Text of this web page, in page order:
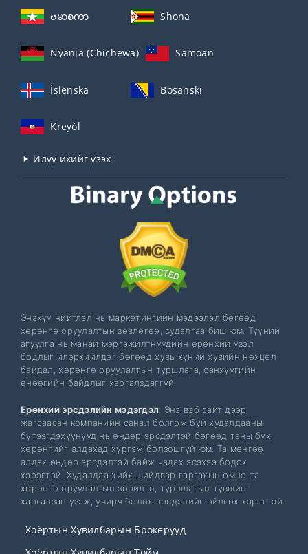
ဗမာစကာ Shona
Nyanja (Chichewa) Samoan
Íslenska Bosanski
Kreyòl
Илүү ихийг үзэх
Энэхүү нийтлэл нь маркетингийн мэдээлэл бөгөөд
хөрөнгө оруулалтын зөвлөгөө, судалгаа биш юм. Түүний
агуулга нь манай мэргэжилтнүүдийн ерөнхий үзэл
бодлыг илэрхийлдэг бөгөөд хувь хүний ​​​​хувийн нөхцөл
байдал, хөрөнгө оруулалтын туршлага, санхүүгийн
өнөөгийн байдлыг харгалздаггүй.
Ерөнхий эрсдэлийн мэдэгдэл: Энэ вэб сайт дээр
жагсаасан компанийн санал болгож буй худалдааны
бүтээгдэхүүнүүд нь өндөр эрсдэлтэй бөгөөд таны бүх
хөрөнгийг алдахад хүргэж болзошгүй юм. Та мөнгөө
алдах өндөр эрсдэлтэй байж чадах эсэхээ бодох
хэрэгтэй. Худалдаа хийх шийдвэр гаргахын өмнө та
хөрөнгө оруулалтын зорилго, туршлагын түвшинг
харгалзан үзэж, учирч болох эрсдэлийг ойлгох хэрэгтэй.
Хоёртын Хувилбарын Брокерууд